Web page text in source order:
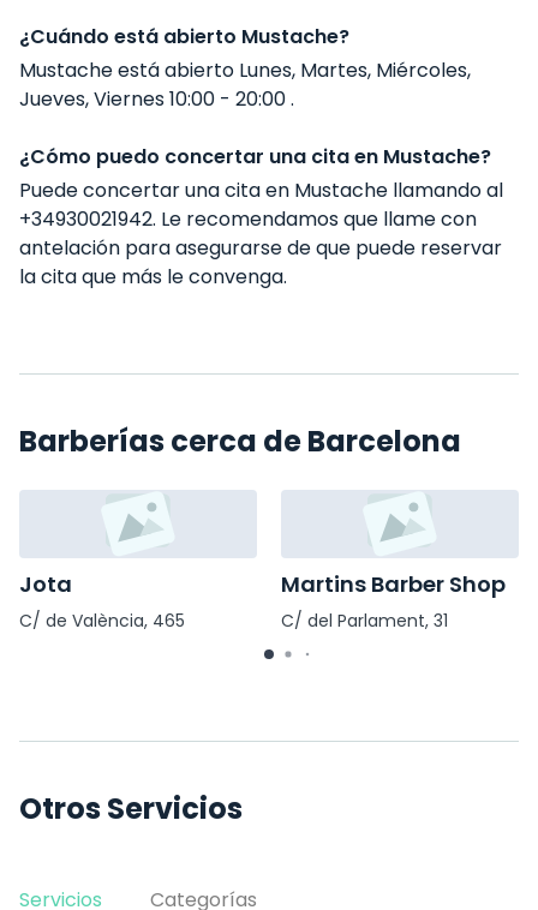
¿Cuándo está abierto Mustache?
Mustache está abierto Lunes, Martes, Miércoles,
Jueves, Viernes 10:00 - 20:00 .
¿Cómo puedo concertar una cita en Mustache?
Puede concertar una cita en Mustache llamando al
+34930021942. Le recomendamos que llame con
antelación para asegurarse de que puede reservar
la cita que más le convenga.
Barberías cerca de Barcelona
Jota
C/ de València, 465
Martins Barber Shop
C/ del Parlament, 31
Otros Servicios
Servicios Categorías